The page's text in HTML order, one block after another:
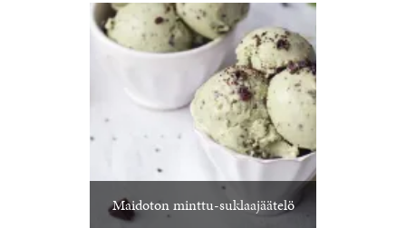
Maidoton minttu-suklaajäätelö